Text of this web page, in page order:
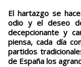
El hartazgo se
odio y el deseo
decepcionante y
piensa, cada día
partidos
de España los